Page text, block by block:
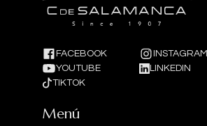
FACEBOOK
INSTAGRAM
YOUTUBE
LINKEDIN
TIKTOK
Menú